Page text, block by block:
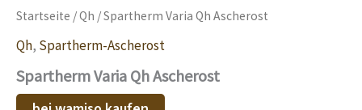
Startseite /Qh / Spartherm Varia Qh Ascherost
Qh, Spartherm-Ascherost
Spartherm Varia Qh Ascherost